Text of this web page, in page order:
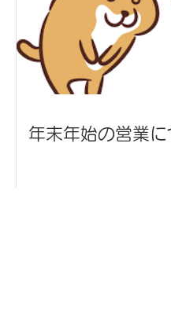
年末年始の営業に